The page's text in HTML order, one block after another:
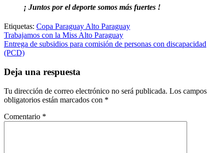
¡ Juntos por el deporte somos más fuertes !
Etiquetas: Copa Paraguay Alto Paraguay
Navegación
de
Trabajamos con la Miss Alto Paraguay
Entrega de subsidios para comisión de personas con discapacidad
(PCD)
Deja una respuesta
Tu dirección de correo electrónico no será publicada. Los campos
obligatorios están marcados con *
Comentario *